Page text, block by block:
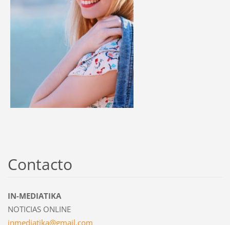
Contacto
IN-MEDIATIKA
NOTICIAS ONLINE
inmediatika@gmail.com